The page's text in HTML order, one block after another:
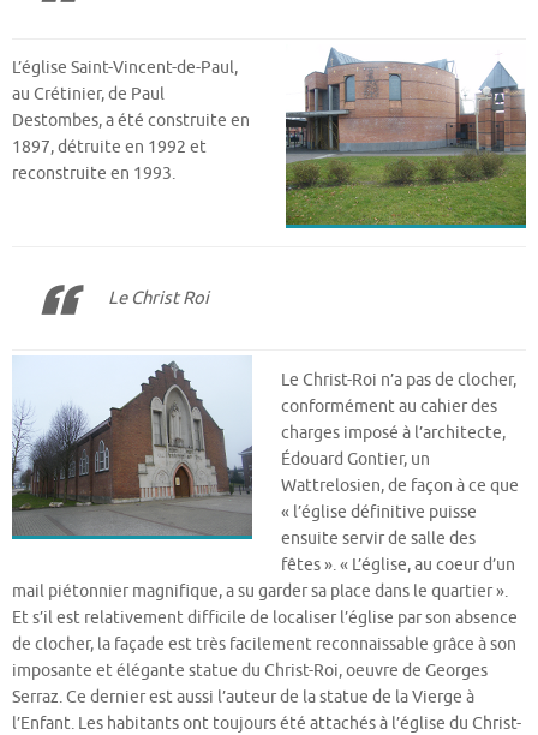
L’église Saint-Vincent-de-Paul,
au Crétinier, de Paul
Destombes, a été construite en
1897, détruite en 1992 et
reconstruite en 1993.
Le Christ Roi
Le Christ-Roi n’a pas de clocher,
conformément au cahier des
charges imposé à l’architecte,
Édouard Gontier, un
Wattrelosien, de façon à ce que
« l’église définitive puisse
ensuite servir de salle des
fêtes ». « L’église, au coeur d’un
mail piétonnier magnifique, a su garder sa place dans le quartier ».
Et s’il est relativement difficile de localiser l’église par son absence
de clocher, la façade est très facilement reconnaissable grâce à son
imposante et élégante statue du Christ-Roi, oeuvre de Georges
Serraz. Ce dernier est aussi l’auteur de la statue de la Vierge à
l’Enfant. Les habitants ont toujours été attachés à l’église du Christ-